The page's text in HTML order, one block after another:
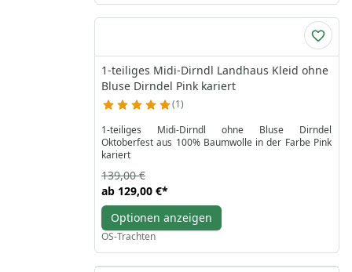
1-teiliges Midi-Dirndl Landhaus Kleid ohne
Bluse Dirndel Pink kariert
1
1-teiliges Midi-Dirndl ohne Bluse Dirndel
Oktoberfest aus 100% Baumwolle in der Farbe Pink
kariert
ab 129,00 €*
139,00 €
Optionen anzeigen
OS-Trachten